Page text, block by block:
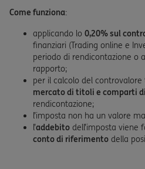
Come funziona:
applicando lo 0,20% sul
finanziari (Trading online e
periodo di rendicontazione o
rapporto;
per il calcolo del
mercato di titoli e comparti di
rendicontazione;
l’imposta non ha un valore
l’addebito dell’imposta viene
conto di riferimento della